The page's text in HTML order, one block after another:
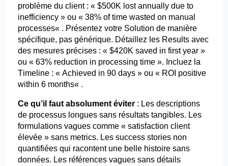
problème du client : « $500K lost annuallydue to
inefficiency» ou « 38% of time wasted on manual
processes« . Présentez votre Solution de manière
spécifique, pas générique. Détaillez les Resultsavec
des mesures précises : « $420K saved in firstyear»
ou « 63% reduction in processing time ». Incluez la
Timeline : « Achieved in 90 days» ou « ROI positive
within 6 months« .
Ce qu’il faut absolument éviter: Les descriptions
de processus longues sans résultats tangibles. Les
formulations vagues comme « satisfaction client
élevée » sans metrics. Les successstories non
quantifiées qui racontent une belle histoire sans
données. Les références vagues sans détails